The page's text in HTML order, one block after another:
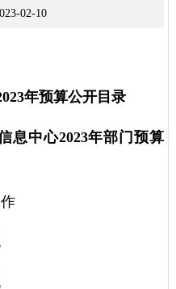
02-10
年预算公开目录
息中心2023年部门预算